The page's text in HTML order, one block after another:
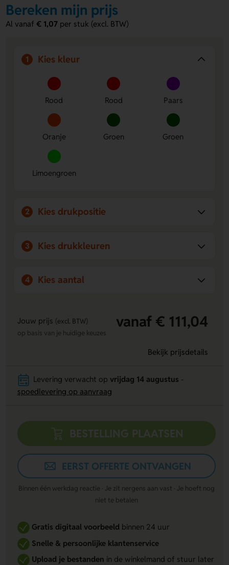
prijs op.
Voordelen van de Corni
Opvallend fruitdesign
leuke uitstraling.
Bedrukking op Voorzijde en Achterzijde
- ideaal voor
een logo, naam of eigen ontwerp.
Licht en praktisch
- gemaakt van 190T polyester en
makkelijk mee te nemen.
Bereken mijn prijs
Al vanaf€ 1,07 per stuk (excl. BTW)
1 Kies kleur
Rood Rood Paars
Oranje Groen Groen
Limoengroen
2 Kies drukpositie
3 Kies drukkleuren
4 Kies aantal
Jouw prijs (excl. BTW) vanaf € 111,04
op basis van je huidige keuzes
Bekijk prijsdetails
Levering verwacht opvrijdag 14 augustus
spoedlevering op aanvraag
BESTELLING PLAATSEN
EERST OFFERTE ONTVANGEN
Binnen één werkdag reactie · Je zit nergens aan vast · Je hoeft nog
niet te betalen
Gratis digitaal voorbeeldbinnen 24 uur
Snelle & persoonlijke klantenservice
Upload je bestanden in de winkelmand of stuur later